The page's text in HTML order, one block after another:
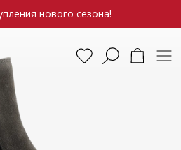
нового сезона!